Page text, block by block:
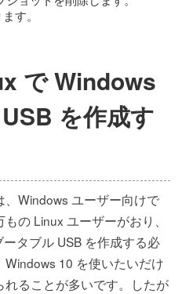
す。
で Windows
を作成す
、Windows ユーザー向けで
の Linux ユーザーがおり、
タブル USB を作成する必
10 を使いたいだけ
ることが多いです。したが